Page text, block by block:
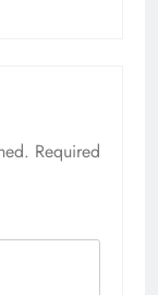
Required